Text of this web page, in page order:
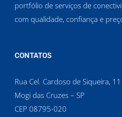
portfólio de serviços de
com qualidade, confiança e
CONTATOS
Rua Cel. Cardoso de Siqueira,
Mogi das Cruzes – SP
CEP 08795-020